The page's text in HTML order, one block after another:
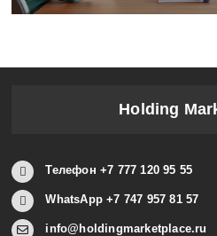
Holding
Телефон +7 777 120 95 55
WhatsApp +7 747 957 81 57
info@holdingmarketplace.ru